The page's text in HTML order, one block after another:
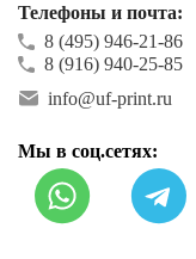
Телефоны и почта:
8 (495) 946-21-86
8 (916) 940-25-85
info@uf-print.ru
Мы в соц.сетях: